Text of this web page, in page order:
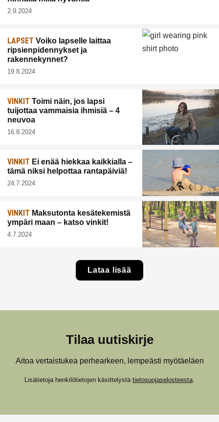
2.9.2024
LAPSET Voiko lapselle laittaa
ripsienpidennykset ja
rakennekynnet?
19.8.2024
VINKIT Toimi näin, jos lapsi
tuijottaa vammaisia ihmisiä – 4
neuvoa
16.8.2024
VINKIT Ei enää hiekkaa kaikkialla –
tämä niksi helpottaa rantapäiviä!
24.7.2024
VINKIT Maksutonta kesätekemistä
ympäri maan – katso vinkit!
4.7.2024
Lataa lisää
Tilaa uutiskirje
Aitoa vertaistukea perhearkeen, lempeästi myötäeläen
Lisätietoja henkilötietojen käsittelystä tietosuojaselosteesta